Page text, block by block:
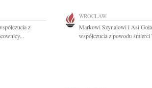
z
WROCŁAW
Markowi Szynalowi i Asi
współczucia z powodu śmierci